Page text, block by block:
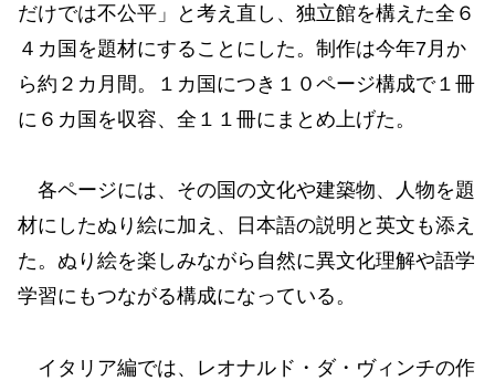
だけでは不公平」と考え直し、独立館を構えた全６
４カ国を題材にすることにした。制作は今年7月か
ら約２カ月間。１カ国につき１０ページ構成で１冊
に６カ国を収容、全１１冊にまとめ上げた。
各ページには、その国の文化や建築物、人物を題
材にしたぬり絵に加え、日本語の説明と英文も添え
た。ぬり絵を楽しみながら自然に異文化理解や語学
学習にもつながる構成になっている。
イタリア編では、レオナルド・ダ・ヴィンチの作